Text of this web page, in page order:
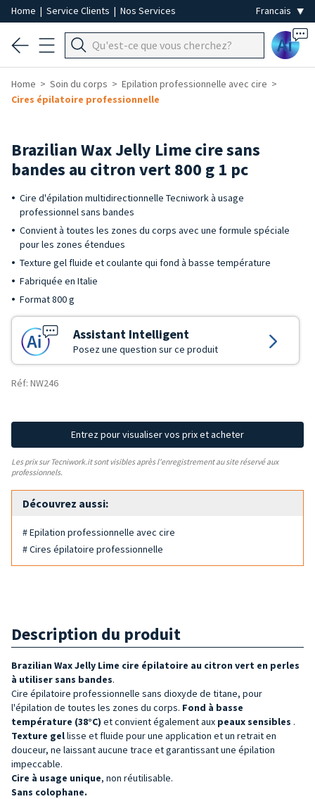
Home | Service Clients | Nos Services
Ai
Home Soin du corps
Epilation professionnelle avec cire
Cires épilatoire professionnelle
Brazilian Wax Jelly Lime cire sans
bandes au citron vert 800 g 1 pc
Cire d'épilation multidirectionnelle Tecniwork à usage
professionnel sans bandes
Convient à toutes les zones du corps avec une formule spéciale
pour les zones étendues
Texture gel fluide et coulante qui fond à basse température
Fabriquée en Italie
Format 800 g
Assistant Intelligent
Posez une question sur ce produit
Réf: NW246
Entrez pour visualiser vos prix et acheter
Les prix sur Tecniwork.it sont visibles après l'enregistrement au site réservé aux
professionnels.
Découvrez aussi:
# Epilation professionnelle avec cire
# Cires épilatoire professionnelle
Description du produit
Brazilian Wax Jelly Lime cire épilatoire au citron vert en perles
à utiliser sans bandes.
Cire épilatoire professionnelle sans dioxyde de titane, pour
l'épilation de toutes les zones du corps. Fond à basse
température (38°C) et convient également aux peaux sensibles .
Texture gellisse et fluide pour une application et un retrait en
douceur, ne laissant aucune trace et garantissant une épilation
impeccable.
Cire à usage unique, non réutilisable.
Sans colophane.